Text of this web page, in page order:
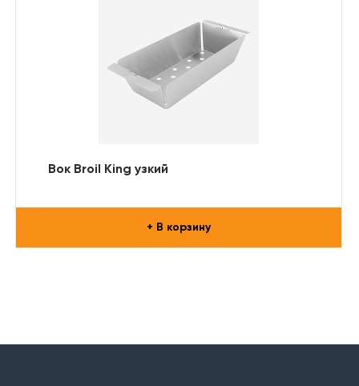
Вок Broil King узкий
+ В корзину